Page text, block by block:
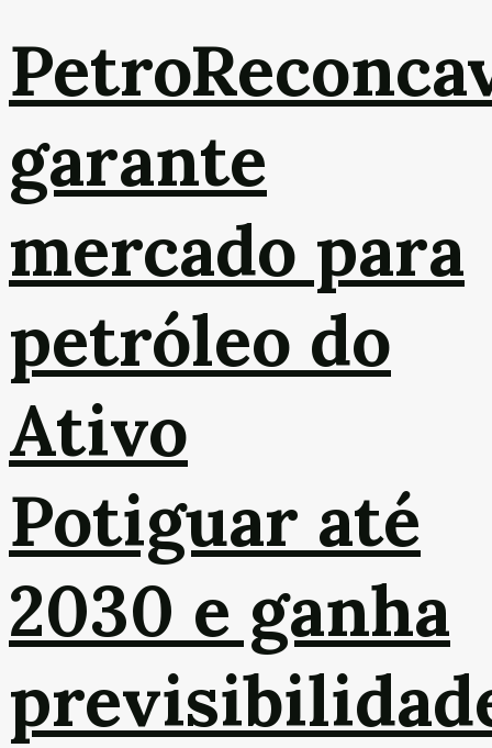
garante
mercado para
petróleo do
Ativo
Potiguar até
2030 e ganha